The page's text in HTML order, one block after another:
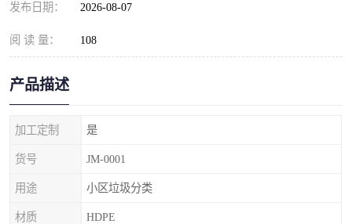
发布日期： 2026-08-07
阅 读 量： 108
产品描述
加工定制 是
货号 JM-0001
用途 小区垃圾分类
材质 HDPE